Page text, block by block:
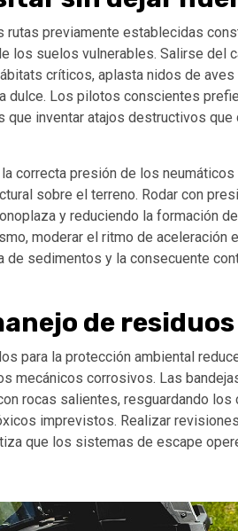
previamente establecidas
los suelos vulnerables. Salirse del
críticos, aplasta nidos de
dulce. Los pilotos conscientes
inventar atajos destructivos
correcta presión de los neumáticos
sobre el terreno. Rodar con
y reduciendo la formación
moderar el ritmo de aceleración
sedimentos y la consecuente
de
para la protección ambiental
mecánicos corrosivos. Las
rocas salientes, resguardando los
imprevistos. Realizar
que los sistemas de escape